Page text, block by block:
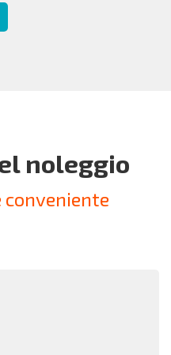
noleggio
conveniente